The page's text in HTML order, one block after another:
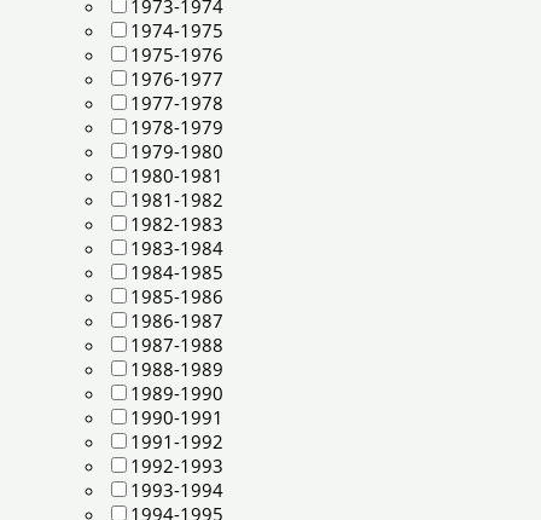
1973-1974
1974-1975
1975-1976
1976-1977
1977-1978
1978-1979
1979-1980
1980-1981
1981-1982
1982-1983
1983-1984
1984-1985
1985-1986
1986-1987
1987-1988
1988-1989
1989-1990
1990-1991
1991-1992
1992-1993
1993-1994
1994-1995